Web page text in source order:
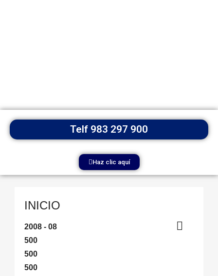
Telf 983 297 900
Haz clic aquí
INICIO
2008 - 08 
500
500
500